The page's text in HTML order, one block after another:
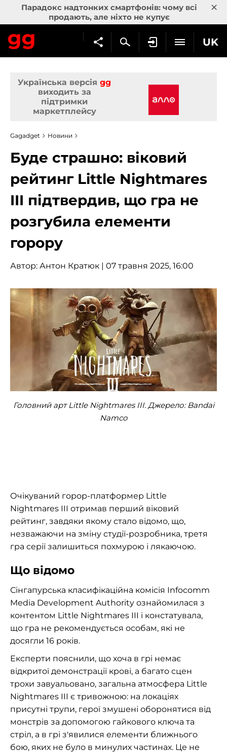
Парадокс надтонких смартфонів: чому всі
продають, але ніхто не купує
×
UK
Українська версія gg
виходить за
підтримки
маркетплейсу
Gagadget Новини
Буде страшно: віковий
рейтинг Little Nightmares
III підтвердив, що гра не
розгубила елементи
горору
Автор: Антон Кратюк | 07 травня 2025, 16:00
Головний арт Little Nightmares III. Джерело: Bandai
Namco
Очікуваний горор-платформер Little
Nightmares III отримав перший віковий
рейтинг, завдяки якому стало відомо, що,
незважаючи на зміну студії-розробника, третя
гра серії залишиться похмурою і лякаючою.
Що відомо
Сінгапурська класифікаційна комісія Infocomm
Media Development Authority ознайомилася з
контентом Little Nightmares III і констатувала,
що гра не рекомендується особам, які не
досягли 16 років.
Експерти пояснили, що хоча в грі немає
відкритої демонстрації крові, а багато сцен
трохи завуальовано, загальна атмосфера Little
Nightmares III є тривожною: на локаціях
присутні трупи, герої змушені оборонятися від
монстрів за допомогою гайкового ключа та
стріл, а в грі з'явилися елементи ближнього
бою, яких не було в минулих частинах. Це не